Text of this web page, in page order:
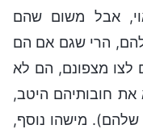
אבל משום שהם
הרי שגם אם הם
לצו מצפונם, הם לא
את חובותיהם היטב,
מישהו נוסף,